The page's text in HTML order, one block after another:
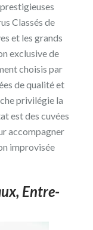
Classés de
et les grands
exclusive de
choisis par
de qualité et
privilégie la
est des cuvées
accompagner
improvisée
Entre-